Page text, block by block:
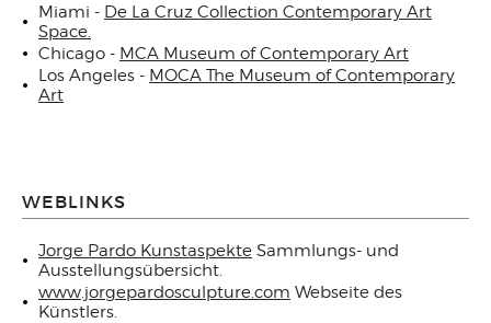
Miami - De La Cruz Collection Contemporary Art
Space.
Chicago - MCA Museum of Contemporary Art
Los Angeles - MOCA The Museum of Contemporary
Art
WEBLINKS
Jorge Pardo Kunstaspekte Sammlungs- und
Ausstellungsübersicht.
www.jorgepardosculpture.com Webseite des
Künstlers.